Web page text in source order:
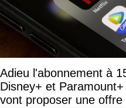
Adieu l'abonnement à
Disney+ et
vont proposer une offre